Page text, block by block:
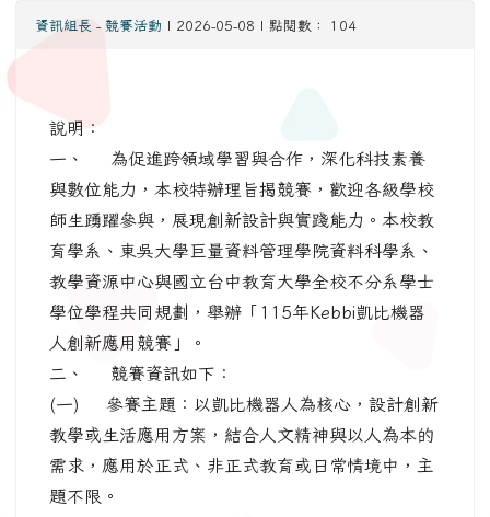
資訊組長 - 競賽活動 | 2026-05-08 | 點閱數： 104
說明：
一、 為促進跨領域學習與合作，深化科技素養
與數位能力，本校特辦理旨揭競賽，歡迎各級學校
師生踴躍參與，展現創新設計與實踐能力。本校教
育學系、東吳大學巨量資料管理學院資料科學系、
教學資源中心與國立台中教育大學全校不分系學士
學位學程共同規劃，舉辦「115年Kebbi凱比機器
人創新應用競賽」。
二、 競賽資訊如下：
(一) 參賽主題：以凱比機器人為核心，設計創新
教學或生活應用方案，結合人文精神與以人為本的
需求，應用於正式、非正式教育或日常情境中，主
題不限。